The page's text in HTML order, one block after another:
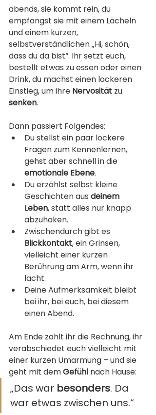
abends, sie kommt rein, du
empfängst sie mit einem Lächeln
und einem kurzen,
selbstverständlichen „Hi, schön,
dass du da bist“. Ihr setzt euch,
bestellt etwas zu essen oder einen
Drink, du machst einen lockeren
Einstieg, um ihre Nervosität zu
senken.
Dann passiert Folgendes:
Du stellst ein paar lockere
Fragen zum Kennenlernen,
gehst aber schnell in die
emotionale Ebene.
Du erzählst selbst kleine
Geschichten aus deinem
Leben, statt alles nur knapp
abzuhaken.
Zwischendurch gibt es
Blickkontakt, ein Grinsen,
vielleicht einer kurzen
Berührung am Arm, wenn ihr
lacht.
Deine Aufmerksamkeit bleibt
bei ihr, bei euch, bei diesem
einen Abend.
Am Ende zahlt ihr die Rechnung, ihr
verabschiedet euch vielleicht mit
einer kurzen Umarmung – und sie
geht mit dem Gefühl nach Hause:
„Das war besonders. Da
war etwas zwischen uns.“